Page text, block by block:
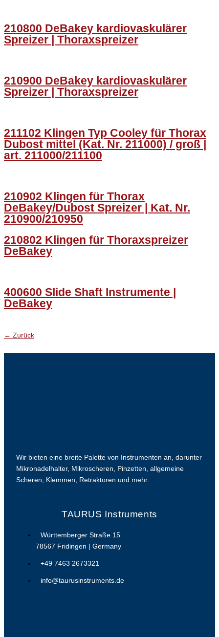
210800 DeBakey kardiovaskulärer
Spreizer | Thoraxspreizer
210900 DeBakey kardiovaskulärer
Spreizer | Thoraxspreizer
211102 Klingen Typ Cooley für Thorax
Dubost mittel (Kat. Nr. 211000) / groß |
art. 211000/211100
210902 Klingen für Thorax
DeBakey/Dubost Spreizer | Kat. Nr.
210900/210950
210802 Klingen für Thoraxspreizer
DeBakey
400600 Slide Shaft Instrumente |
DeBakey
← Zurück
Wir bieten eine breite Palette von Instrumenten an, darunter
Mikronadelhalter, Mikroscheren, Pinzetten, allgemeine
Scheren, Klemmen, Retraktoren und mehr.
TAURUS Instruments
Württemberger Straße 15
78567 Fridingen | Germany
+49 7463 2673321
info@taurusinstruments.de